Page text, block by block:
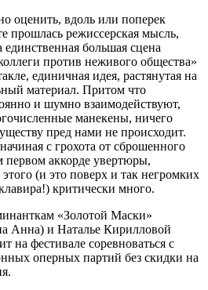
оценить, вдоль или поперек
прошлась режиссерская мысль,
большая сцена
против неживого общества»
единичная идея, растянутая на
материал. Притом что
и шумно взаимодействуют,
манекены, ничего
пред нами не происходит.
с грохота от сброшенного
первом аккорде увертюры,
(и это поверх и так негромких
критически много.
«Золотой Маски»
Анна) и Наталье Кирилловой
на фестивале соревноваться с
оперных партий без скидки на